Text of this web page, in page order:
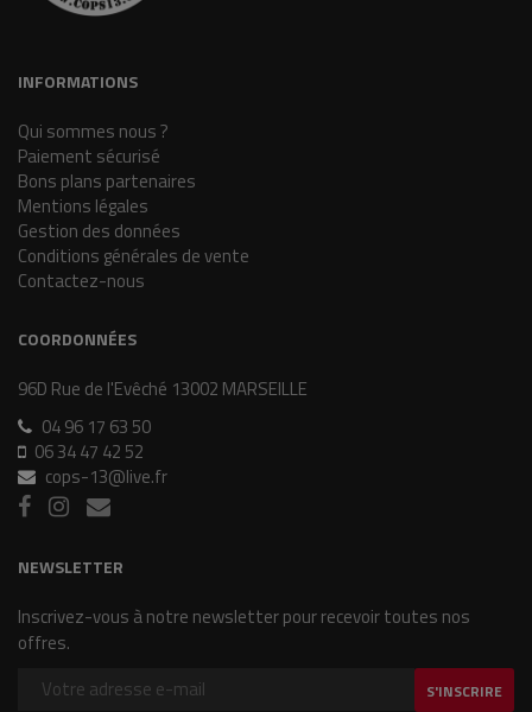
INFORMATIONS
Qui sommes nous ?
Paiement sécurisé
Bons plans partenaires
Mentions légales
Gestion des données
Conditions générales de vente
Contactez-nous
COORDONNÉES
96D Rue de l'Evêché 13002 MARSEILLE
04 96 17 63 50
06 34 47 42 52
cops-13@live.fr
NEWSLETTER
Inscrivez-vous à notre newsletter pour recevoir toutes nos
offres.
S'INSCRIRE